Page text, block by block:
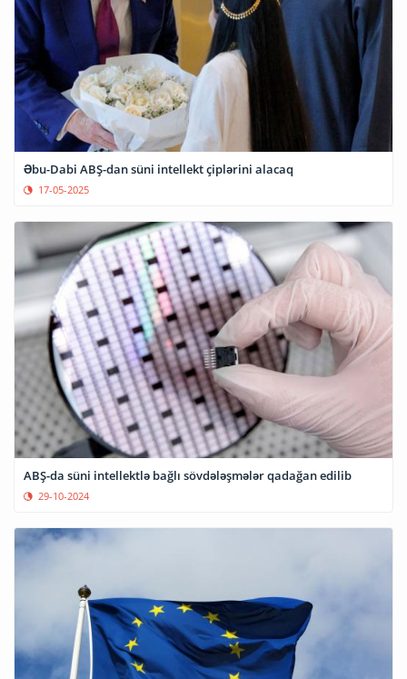
Əbu-Dabi ABŞ-dan süni intellekt çiplərini alacaq
17-05-2025
ABŞ-da süni intellektlə bağlı sövdələşmələr qadağan edilib
29-10-2024